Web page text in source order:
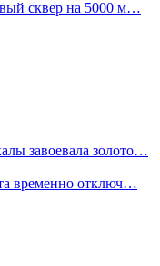
сквер на 5000 м…
завоевала золото…
временно отключ…